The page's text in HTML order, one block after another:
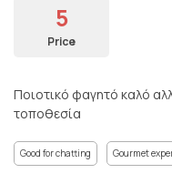
5
Price
Ποιοτικό φαγητό καλό
τοποθεσία
Good for chatting Gourmet